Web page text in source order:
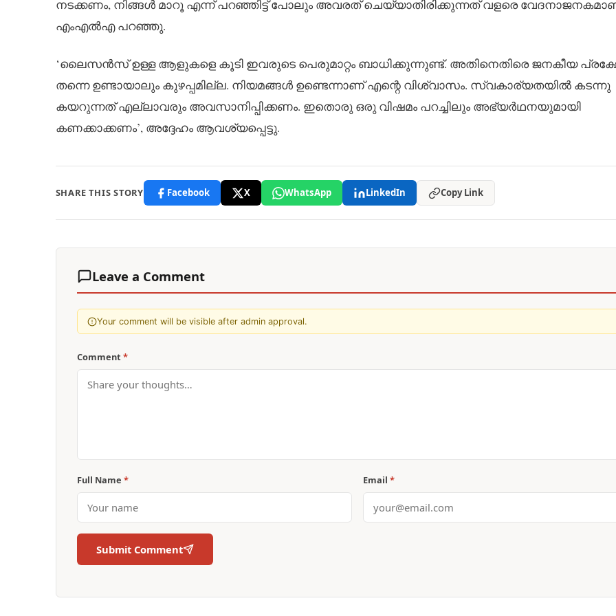
നടക്കണം, നിങ്ങൾ മാറൂ എന്ന് പറഞ്ഞിട്ട് പോലും അവരത് ചെയ്യാതിരിക്കുന്നത് വളരെ
എംഎൽഎ പറഞ്ഞു.
‘ലൈസൻസ് ഉള്ള ആളുകളെ കൂടി ഇവരുടെ പെരുമാറ്റം ബാധിക്കുന്നുണ്ട്. അതിനെതിരെ ജനകീയ
തന്നെ ഉണ്ടായാലും കുഴപ്പമില്ല. നിയമങ്ങൾ ഉണ്ടെന്നാണ് എന്റെ വിശ്വാസം. സ്വകാര്യതയിൽ കടന്നു
കയറുന്നത് എല്ലാവരും അവസാനിപ്പിക്കണം. ഇതൊരു ഒരു വിഷമം പറച്ചിലും അഭ്യർഥനയുമായി
കണക്കാക്കണം’, അദ്ദേഹം ആവശ്യപ്പെട്ടു.
SHARE THIS STORY Facebook X WhatsApp LinkedIn Copy Link
Leave a Comment
Your comment will be visible after admin approval.
Comment *
Full Name * Email*
Submit Comment